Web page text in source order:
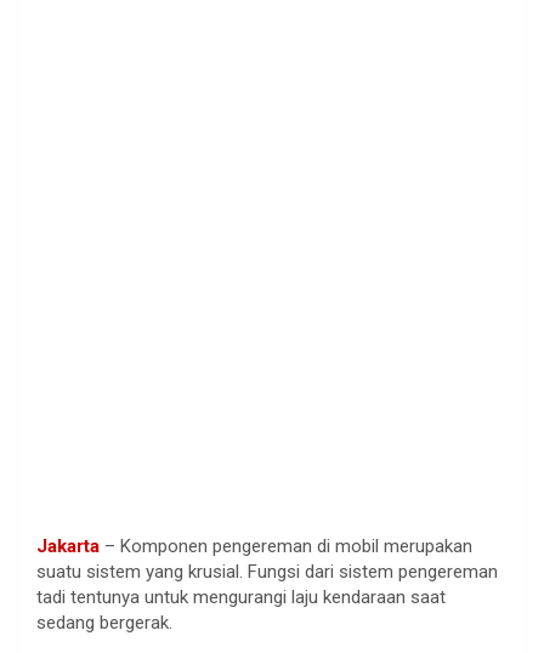
Jakarta – Komponen pengereman di mobil merupakan
suatu sistem yang krusial. Fungsi dari sistem pengereman
tadi tentunya untuk mengurangi laju kendaraan saat
sedang bergerak.